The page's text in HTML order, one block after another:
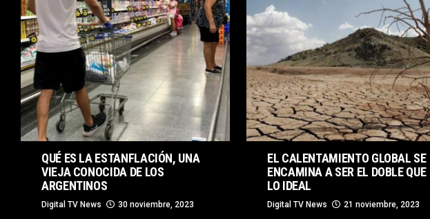
QUÉ ES LA ESTANFLACIÓN, UNA
VIEJA CONOCIDA DE LOS
ARGENTINOS
Digital TV News 30 noviembre, 2023
EL CALENTAMIENTO GLOBAL SE
ENCAMINA A SER EL DOBLE QUE
LO IDEAL
Digital TV News 21 noviembre, 2023